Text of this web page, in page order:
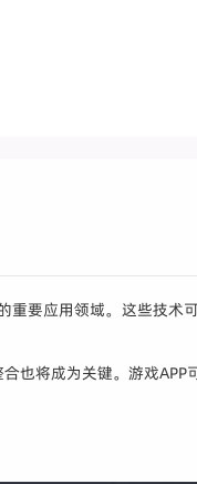
要应用领域。这些技术
将成为关键。游戏APP